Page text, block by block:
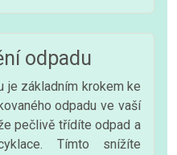
odpadu
je základním krokem ke
odpadu ve vaší
pečlivě třídíte odpad a
Tímto snížíte